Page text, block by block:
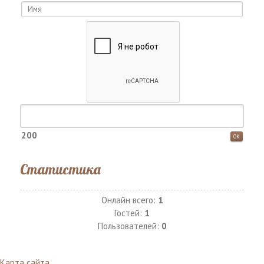
200
Статистика
Онлайн всего: 1
Гостей: 1
Пользователей: 0